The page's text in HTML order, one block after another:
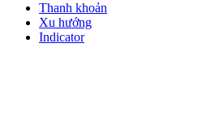
Thanh khoản
Xu hướng
Indicator